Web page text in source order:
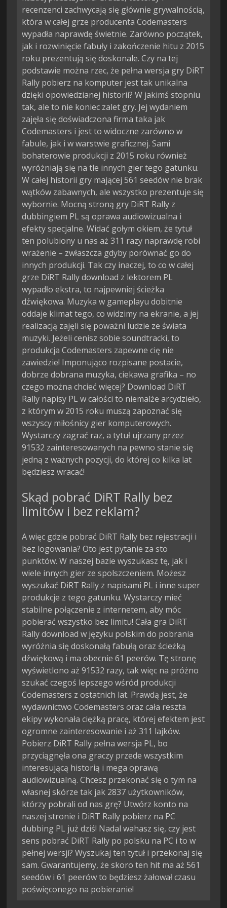
recenzenci zachwycają się głównie grywalnością,
która w całej grze producenta Codemasters
wypadła naprawdę świetnie. Zarówno początek,
jak i rozwinięcie fabuły i zakończenie hitu z 2015
roku prezentują się doskonale. Czy na tej
podstawie można rzec, że pełna wersja gry DiRT
Rally pobierz na komputer jest tak unikalna
dzięki opowiedzianej historii? W jakimś stopniu
tak, ale to nie koniec zalet gry. Jej wydaniem
zajęła się doświadczona firma taka jak
Codemasters i jest to widoczne zarówno w
fabule, jak i w warstwie graficznej. Sami
bohaterowie produkcji z 2015 roku również
wyróżniają się na tle innych gier tego gatunku.
W całej historii gry mającej 561 seedów nie brak
wątków zabawnych, ale wszystko prezentuje się
wybornie. Mocną stroną gry DiRT Rally z
dubbingiem PL są oprawa audiowizualna i
efekty specjalne. Widać gołym okiem, że tytuł
ten polubiony u nas aż 311 razy naprawdę robi
wrażenie – zwłaszcza gdyby porównać go do
innych produkcji. Tak czy inaczej, to co w całej
grze DiRT Rally download z lektorem PL
wypadło ekstra, to najpewniej ścieżka
dźwiękowa. Muzyka w gameplayu dobitnie
oddaje klimat tego, co widzimy na ekranie, a jej
realizacją zajęli się poważni ludzie ze świata
muzyki. Jeżeli cenisz sobie soundtracki, to
produkcja Codemasters zapewne cię nie
zawiedzie! Imponująco rozpisane postacie,
dobrze dobrana muzyka, ciekawa grafika – no
czego można chcieć więcej? Download DiRT
Rally napisy PL w całości to niemalże arcydzieło,
z którym w 2015 roku muszą zapoznać się
wszyscy miłośnicy gier komputerowych.
Wystarczy zagrać raz, a tytuł ujrzany przez
91532 zainteresowanych na pewno stanie się
jedną z ważnych pozycji, do której co kilka lat
będziesz wracać!
Skąd pobrać DiRT Rally bez
limitów i bez reklam?
A więc gdzie pobrać DiRT Rally bez rejestracji i
bez logowania? Oto jest pytanie za sto
punktów. W naszej bazie wyszukasz tę, jak i
wiele innych gier ze spolszczeniem. Możesz
wyszukać DiRT Rally z napisami PL i inne super
produkcje z tego gatunku. Wystarczy mieć
stabilne połączenie z internetem, aby móc
pobierać wszystko bez limitu! Cała gra DiRT
Rally download w języku polskim do pobrania
wyróżnia się doskonałą fabułą oraz ścieżką
dźwiękową i ma obecnie 61 peerów. Tę stronę
wyświetlono aż 91532 razy, tak więc na próżno
szukać czegoś lepszego wśród produkcji
Codemasters z ostatnich lat. Prawdą jest, że
wydawnictwo Codemasters oraz cała reszta
ekipy wykonała ciężką pracę, której efektem jest
ogromne zainteresowanie i aż 311 lajków.
Pobierz DiRT Rally pełna wersja PL, bo
przyciągnęła ona graczy przede wszystkim
interesującą historią i mega oprawą
audiowizualną. Chcesz przekonać się o tym na
własnej skórze tak jak 2837 użytkowników,
którzy pobrali od nas grę? Utwórz konto na
naszej stronie i DiRT Rally pobierz na PC
dubbing PL już dziś! Nadal wahasz się, czy jest
sens pobrać DiRT Rally po polsku na PC i to w
pełnej wersji? Wyszukaj ten tytuł i przekonaj się
sam. Gwarantujemy, że skoro ten hit ma aż 561
seedów i 61 peerów to będziesz żałował czasu
poświęconego na pobieranie!